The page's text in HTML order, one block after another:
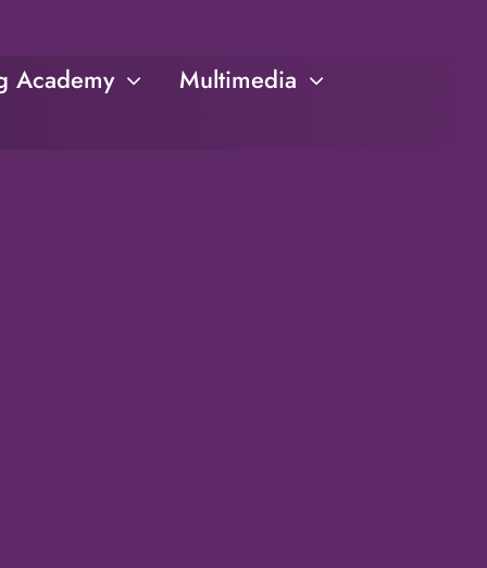
Academy Multimedia